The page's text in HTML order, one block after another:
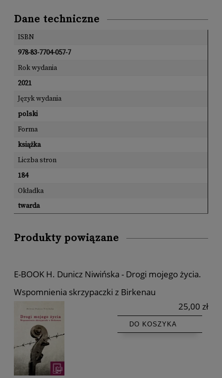
Dane techniczne
ISBN
978-83-7704-057-7
Rok wydania
2021
Język wydania
polski
Forma
książka
Liczba stron
184
Okładka
twarda
Produkty powiązane
E-BOOK H. Dunicz Niwińska - Drogi mojego życia.
Wspomnienia skrzypaczki z Birkenau
25,00 zł
DO KOSZYKA